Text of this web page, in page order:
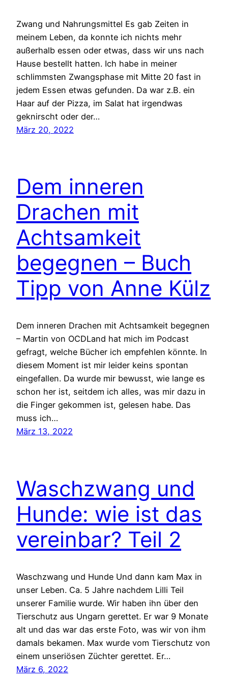
Zwang und Nahrungsmittel Es gab Zeiten in
meinem Leben, da konnte ich nichts mehr
außerhalb essen oder etwas, dass wir uns nach
Hause bestellt hatten. Ich habe in meiner
schlimmsten Zwangsphase mit Mitte 20 fast in
jedem Essen etwas gefunden. Da war z.B. ein
Haar auf der Pizza, im Salat hat irgendwas
geknirscht oder der…
März 20, 2022
Dem inneren
Drachen mit
Achtsamkeit
begegnen – Buch
Tipp von Anne Külz
Dem inneren Drachen mit Achtsamkeit begegnen
– Martin von OCDLand hat mich im Podcast
gefragt, welche Bücher ich empfehlen könnte. In
diesem Moment ist mir leider keins spontan
eingefallen. Da wurde mir bewusst, wie lange es
schon her ist, seitdem ich alles, was mir dazu in
die Finger gekommen ist, gelesen habe. Das
muss ich…
März 13, 2022
Waschzwang und
Hunde: wie ist das
vereinbar? Teil 2
Waschzwang und Hunde Und dann kam Max in
unser Leben. Ca. 5 Jahre nachdem Lilli Teil
unserer Familie wurde. Wir haben ihn über den
Tierschutz aus Ungarn gerettet. Er war 9 Monate
alt und das war das erste Foto, was wir von ihm
damals bekamen. Max wurde vom Tierschutz von
einem unseriösen Züchter gerettet. Er…
März 6, 2022